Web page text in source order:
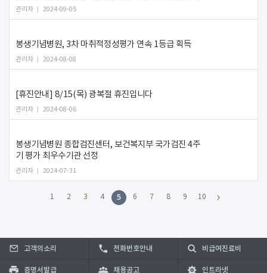
관리자 2024-09-05
봉생기념병원, 3차 마취적정성평가 연속 1등급 획득
관리자 2024-08-08
[휴진안내] 8/15(목) 광복절 휴진입니다
관리자 2024-08-06
봉생기념병원 종합검진센터, 보건복지부 국가검진 4주
기 평가 최우수기관 선정
관리자 2024-07-31
1 2 3 4 5 6 7 8 9 10
고객의소리 전화번호안내 비급여진료비
증명서발급 채용공고 인트라넷